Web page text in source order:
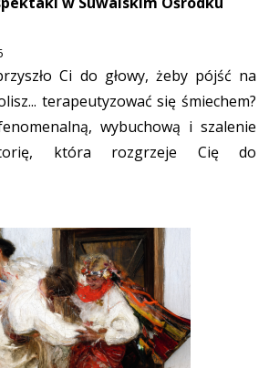
Ci do głowy, żeby pójść na
terapeutyzować się śmiechem?
wybuchową i szalenie
która rozgrzeje Cię do